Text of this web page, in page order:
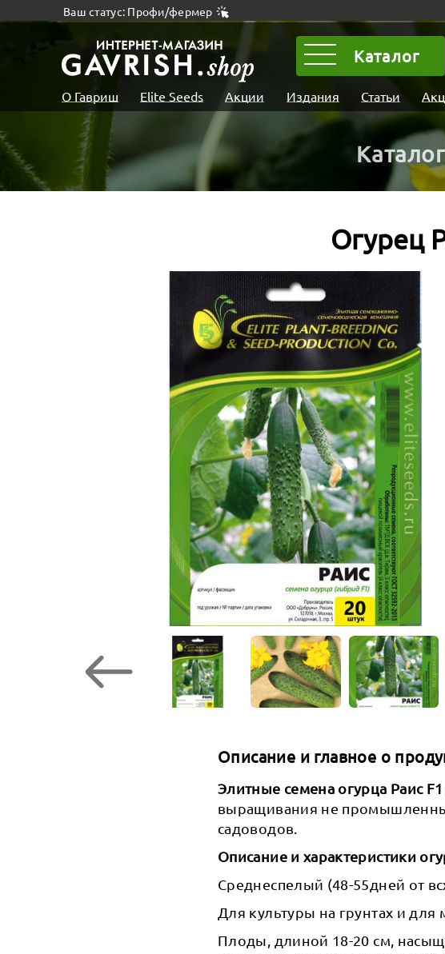
Ваш статус: Профи/фермер
Каталог
О Гавриш Elite Seeds Акции Издания Статьи
Огурец
Описание и главное о
Элитные семена огурца Раис F1
выращивания не
садоводов.
Описание и характеристики
Среднеспелый (48-55дней от
Для культуры на грунтах и
Плоды, длиной 18-20 см,